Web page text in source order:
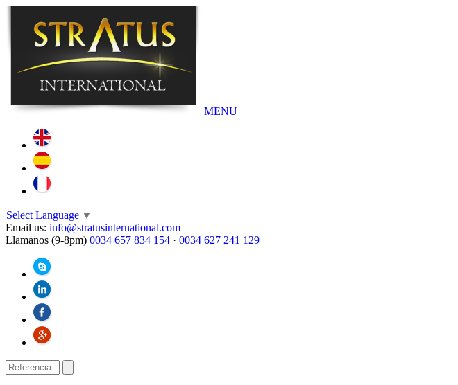
MENU
Select Language ▼
Email us: info@stratusinternational.com
Llamanos (9-8pm) 0034 657 834 154 · 0034 627 241 129